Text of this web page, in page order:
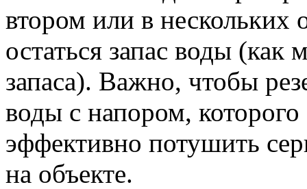
втором или в нескольких
остаться запас воды
запаса). Важно, чтобы
воды с напором,
эффективно потушить
на объекте.